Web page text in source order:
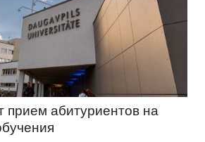
прием абитуриентов на